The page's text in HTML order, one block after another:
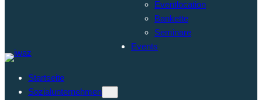
Eventlocation
Bankette
Seminare
Events
Startseite
Sozialunternehmen